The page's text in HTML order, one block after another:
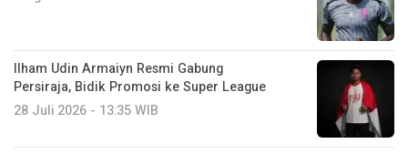
Ilham Udin Armaiyn Resmi Gabung
Persiraja, Bidik Promosi ke Super League
28 Juli 2026 - 13:35 WIB